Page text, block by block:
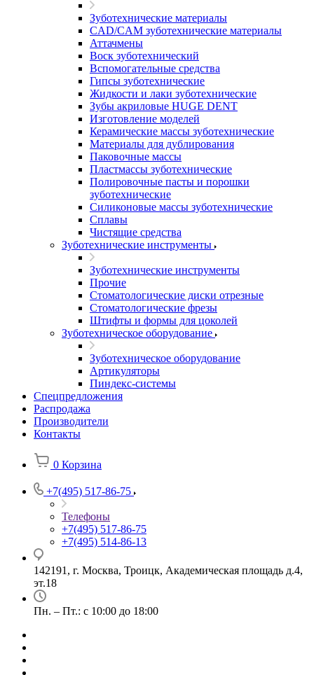
Зуботехнические материалы
CAD/CAM зуботехнические материалы
Аттачмены
Воск зуботехнический
Вспомогательные средства
Гипсы зуботехнические
Жидкости и лаки зуботехнические
Зубы акриловые HUGE DENT
Изготовление моделей
Керамические массы зуботехнические
Материалы для дублирования
Паковочные массы
Пластмассы зуботехнические
Полировочные пасты и порошки
зуботехнические
Силиконовые массы зуботехнические
Сплавы
Чистящие средства
Зуботехнические инструменты
Зуботехнические инструменты
Прочие
Стоматологические диски отрезные
Стоматологические фрезы
Штифты и формы для цоколей
Зуботехническое оборудование
Зуботехническое оборудование
Артикуляторы
Пиндекс-системы
Спецпредложения
Распродажа
Производители
Контакты
0 Корзина
+7(495) 517-86-75
Телефоны
+7(495) 517-86-75
+7(495) 514-86-13
142191, г. Москва, Троицк, Академическая площадь д.4,
эт.18
Пн. – Пт.: с 10:00 до 18:00